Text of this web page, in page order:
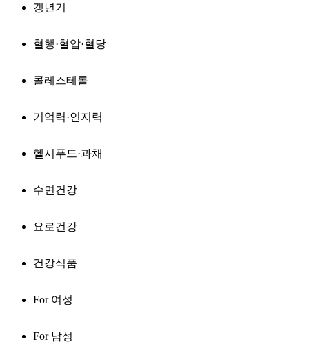
갱년기
혈행·혈압·혈당
콜레스테롤
기억력·인지력
헬시푸드·과채
수면건강
요로건강
건강식품
For 여성
For 남성